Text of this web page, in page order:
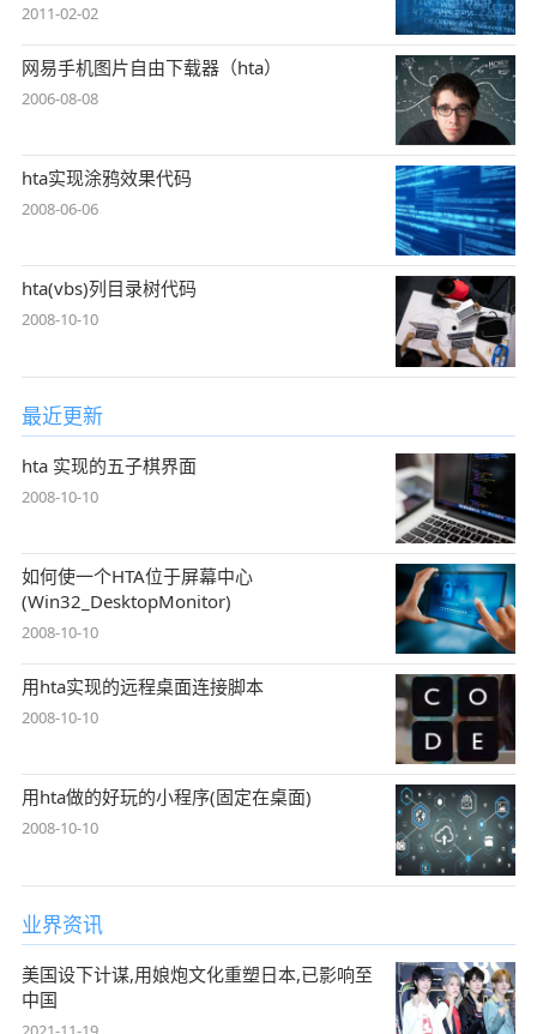
2011-02-02
网易手机图片自由下载器（hta）
2006-08-08
hta实现涂鸦效果代码
2008-06-06
hta(vbs)列目录树代码
2008-10-10
最近更新
hta 实现的五子棋界面
2008-10-10
如何使一个HTA位于屏幕中心
(Win32_DesktopMonitor)
2008-10-10
用hta实现的远程桌面连接脚本
2008-10-10
用hta做的好玩的小程序(固定在桌面)
2008-10-10
业界资讯
美国设下计谋,用娘炮文化重塑日本,已影响至
中国